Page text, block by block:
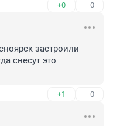
+0 –0
застроили
снесут это
+1 –0